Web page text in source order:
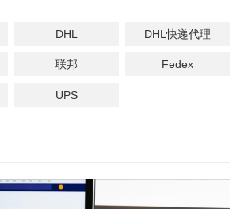
DHL DHL快递代理
联邦 Fedex
UPS